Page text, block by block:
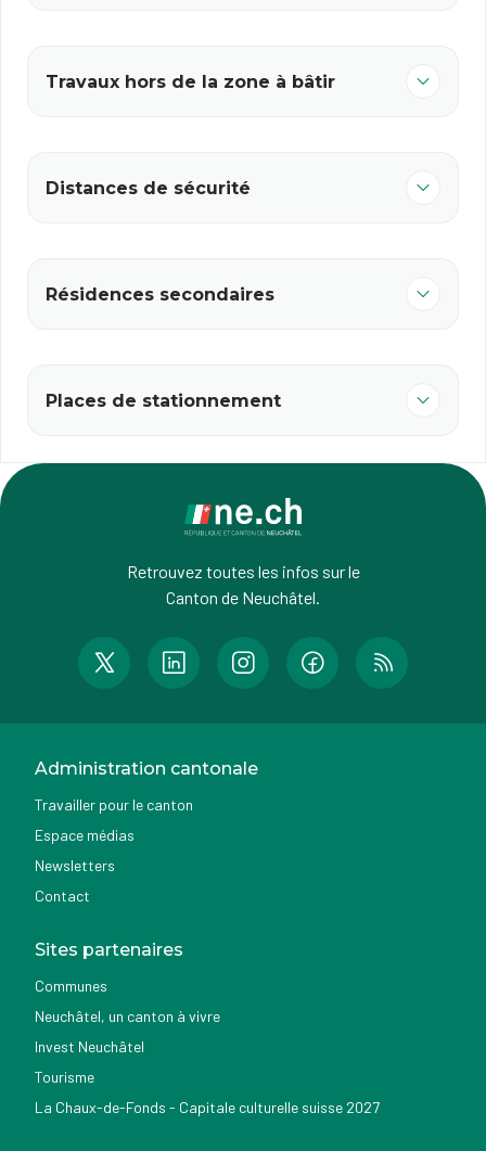
Travaux hors de la zone à bâtir
Distances de sécurité
Résidences secondaires
Places de stationnement
Retrouvez toutes les infos sur le
Canton de Neuchâtel.
Administration cantonale
Travailler pour le canton
Espace médias
Newsletters
Contact
Sites partenaires
Communes
Neuchâtel, un canton à vivre
Invest Neuchâtel
Tourisme
La Chaux-de-Fonds - Capitale culturelle suisse 2027